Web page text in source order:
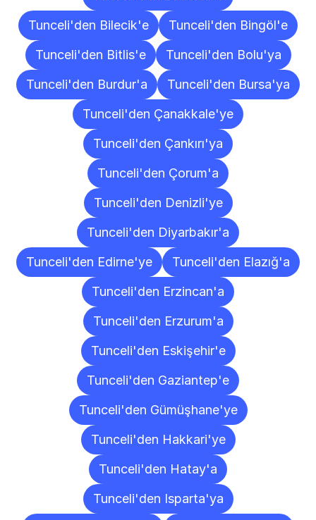
Tunceli'den Bilecik'e
Tunceli'den Bingöl'e
Tunceli'den Bitlis'e
Tunceli'den Bolu'ya
Tunceli'den Burdur'a
Tunceli'den Bursa'ya
Tunceli'den Çanakkale'ye
Tunceli'den Çankırı'ya
Tunceli'den Çorum'a
Tunceli'den Denizli'ye
Tunceli'den Diyarbakır'a
Tunceli'den Edirne'ye
Tunceli'den Elazığ'a
Tunceli'den Erzincan'a
Tunceli'den Erzurum'a
Tunceli'den Eskişehir'e
Tunceli'den Gaziantep'e
Tunceli'den Gümüşhane'ye
Tunceli'den Hakkari'ye
Tunceli'den Hatay'a
Tunceli'den Isparta'ya